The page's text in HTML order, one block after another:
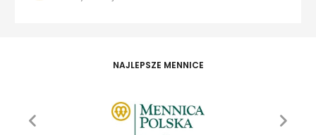
NAJLEPSZE MENNICE